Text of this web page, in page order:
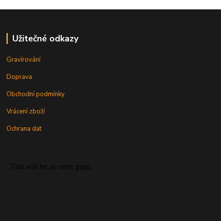
Užitečné odkazy
Gravírování
Doprava
Obchodní podmínky
Vrácení zboží
Ochrana dat